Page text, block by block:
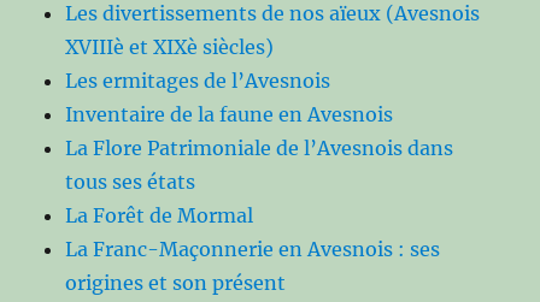
Les divertissements de nos aïeux (Avesnois
XVIIIè et XIXè siècles)
Les ermitages de l’Avesnois
Inventaire de la faune en Avesnois
La Flore Patrimoniale de l’Avesnois dans
tous ses états
La Forêt de Mormal
La Franc-Maçonnerie en Avesnois : ses
origines et son présent